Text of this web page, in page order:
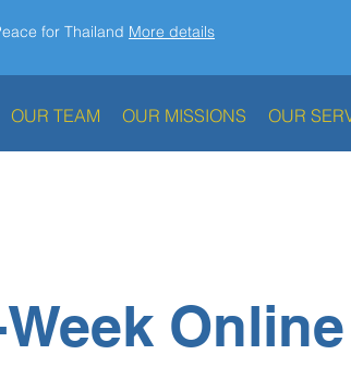
for Thailand More details
OUR TEAM OUR MISSIONS OUR